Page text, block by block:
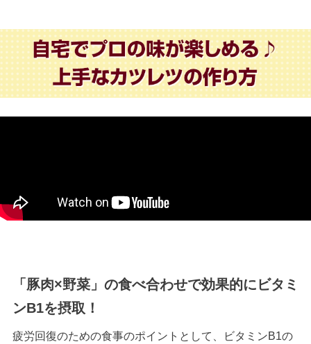
「豚肉×野菜」の食べ合わせで効果的にビタミ
ンB1を摂取！
疲労回復のための食事のポイントとして、ビタミンB1の